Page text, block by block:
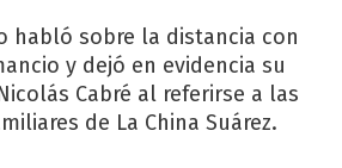
habló sobre la distancia con
y dejó en evidencia su
Cabré al referirse a las
de La China Suárez.